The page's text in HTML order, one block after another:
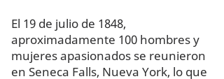
El 19 de julio de 1848,
aproximadamente 100 hombres y
mujeres apasionados se reunieron
en Seneca Falls, Nueva York, lo que